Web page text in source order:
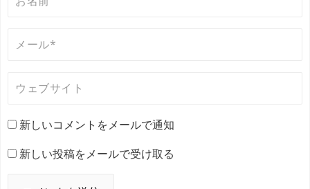
新しいコメントをメールで通知
新しい投稿をメールで受け取る